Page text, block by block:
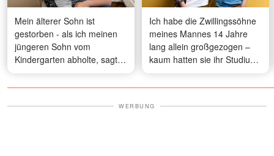
Mein älterer Sohn ist
gestorben - als ich meinen
jüngeren Sohn vom
Kindergarten abholte, sagte
er: "Mama, mein Bruder ist
zu mir gekommen"
Ich habe die Zwillingssöhne
meines Mannes 14 Jahre
lang allein großgezogen –
kaum hatten sie ihr Studium
begonnen, klopfte er an
unsere Tür und ich erstarrte
WERBUNG